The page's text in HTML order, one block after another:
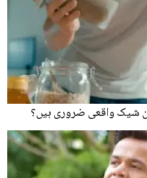
شیک واقعی ضروری ہیں؟